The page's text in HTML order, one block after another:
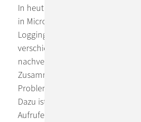
In heutigen verteilten Systemen
in Microservice-Architekturen
Logging nicht mehr aus. Hier
verschiedene Services oder
nachverfolgbar sein, da häufig
Zusammenspiel zwischen
Problemen oder Performance-
Dazu ist es erforderlich, dass
Aufrufen noch zusätzliche